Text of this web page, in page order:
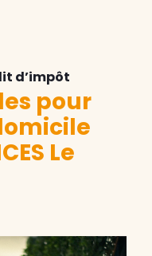
d’impôt
pour
Le